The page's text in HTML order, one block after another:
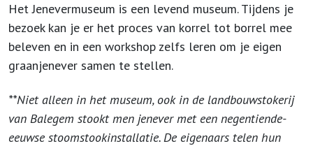
Het Jenevermuseum is een levend museum. Tijdens je
bezoek kan je er het proces van korrel tot borrel mee
beleven en in een workshop zelfs leren om je eigen
graanjenever samen te stellen.
**Niet alleen in het museum, ook in de landbouwstokerij
van Balegem stookt men jenever met een negentiende-
eeuwse stoomstookinstallatie. De eigenaars telen hun